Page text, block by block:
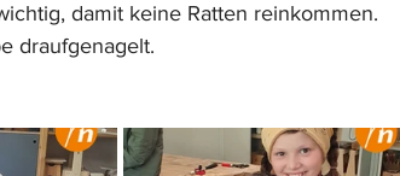
damit keine Ratten reinkommen.
draufgenagelt.